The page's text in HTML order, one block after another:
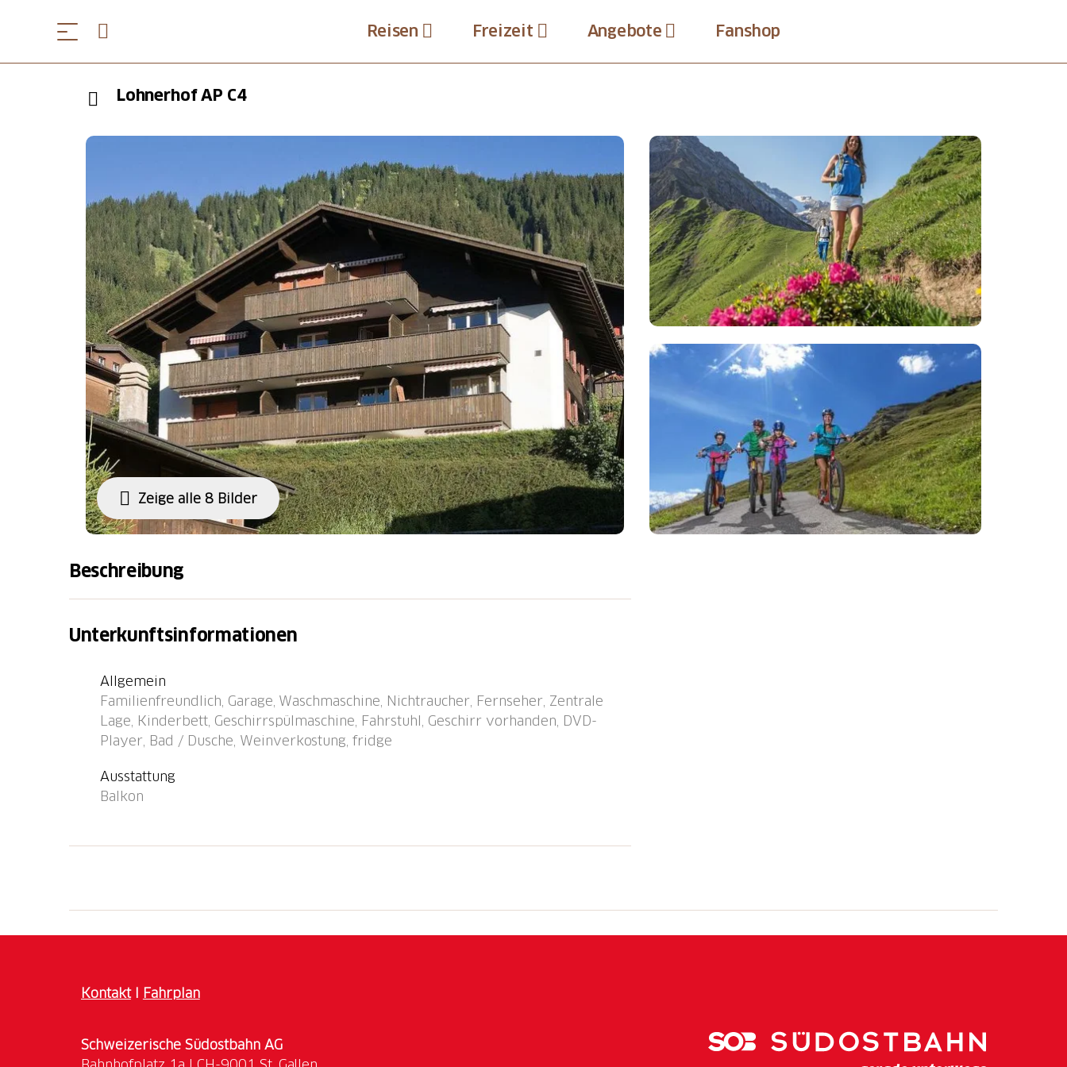
Reisen Freizeit Angebote Fanshop
Lohnerhof AP C4
Zeige alle 8 Bilder
Beschreibung
Bahnstation "Kandersteg" 8.8 km, Fähre "Faulensee (See)" 23.4 km.
Unterkunftsinformationen
Allgemein
Familienfreundlich, Garage, Waschmaschine, Nichtraucher, Fernseher, Zentrale
Lage, Kinderbett, Geschirrspülmaschine, Fahrstuhl, Geschirr vorhanden, DVD-
Player, Bad / Dusche, Weinverkostung, fridge
Ausstattung
Balkon
KontaktI Fahrplan
Schweizerische Südostbahn AG